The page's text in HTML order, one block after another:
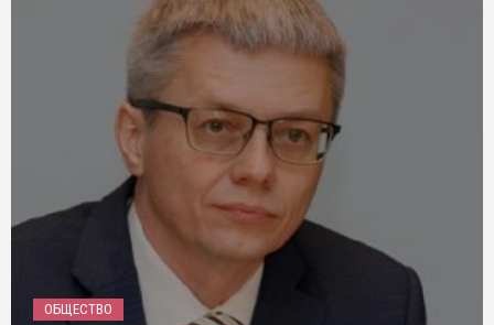
ОБЩЕСТВО